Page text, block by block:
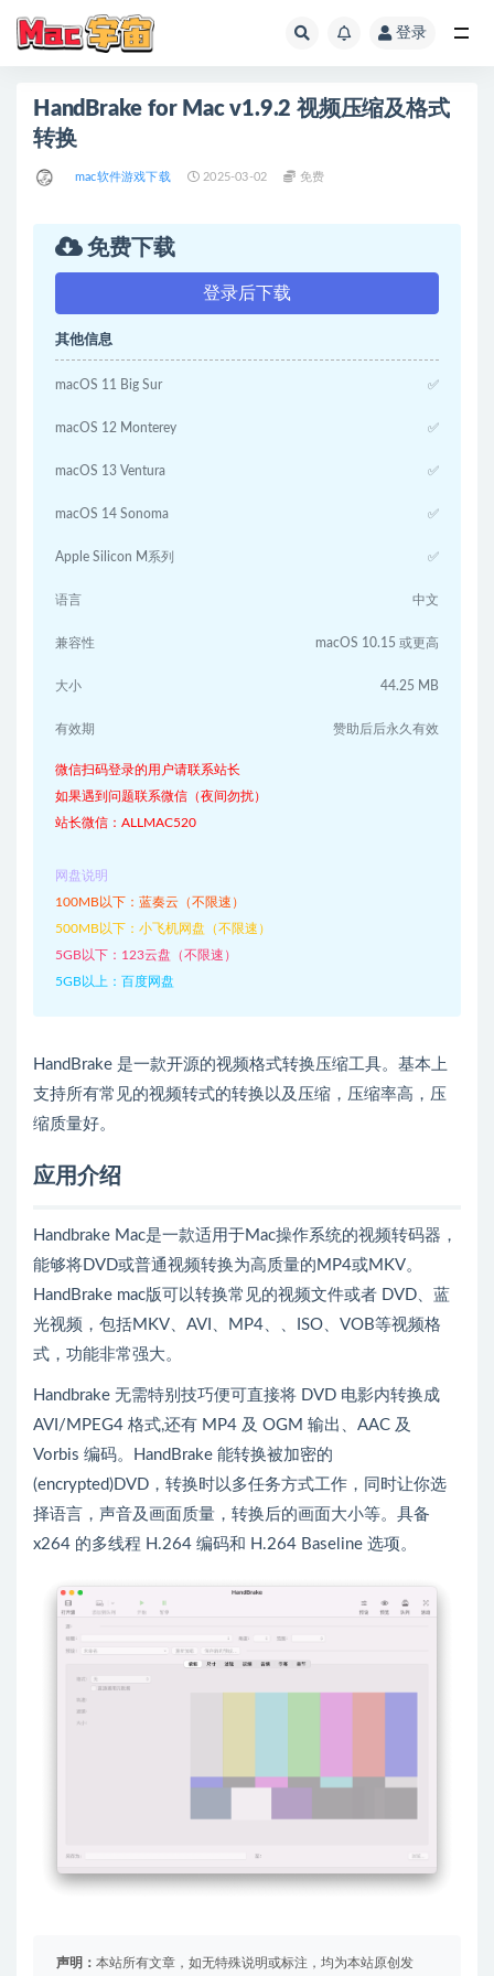
登录
HandBrake for Mac v1.9.2 视频压缩及格式
转换
mac软件游戏下载 2025-03-02 免费
免费下载
登录后下载
其他信息
macOS 11 Big Sur ✅
macOS 12 Monterey ✅
macOS 13 Ventura ✅
macOS 14 Sonoma ✅
Apple Silicon M系列 ✅
语言 中文
兼容性 macOS 10.15 或更高
大小 44.25 MB
有效期 赞助后后永久有效
微信扫码登录的用户请联系站长
如果遇到问题联系微信（夜间勿扰）
站长微信：ALLMAC520
网盘说明
100MB以下：蓝奏云（不限速）
500MB以下：小飞机网盘（不限速）
5GB以下：123云盘（不限速）
5GB以上：百度网盘
HandBrake 是一款开源的视频格式转换压缩工具。基本上
支持所有常见的视频转式的转换以及压缩，压缩率高，压
缩质量好。
应用介绍
Handbrake Mac是一款适用于Mac操作系统的视频转码器，
能够将DVD或普通视频转换为高质量的MP4或MKV。
HandBrake mac版可以转换常见的视频文件或者 DVD、蓝
光视频，包括MKV、AVI、MP4、、ISO、VOB等视频格
式，功能非常强大。
Handbrake 无需特别技巧便可直接将 DVD 电影内转换成
AVI/MPEG4 格式,还有 MP4 及 OGM 输出、AAC 及
Vorbis 编码。HandBrake 能转换被加密的
(encrypted)DVD，转换时以多任务方式工作，同时让你选
择语言，声音及画面质量，转换后的画面大小等。具备
x264 的多线程 H.264 编码和 H.264 Baseline 选项。
声明： 本站所有文章，如无特殊说明或标注，均为本站原创发